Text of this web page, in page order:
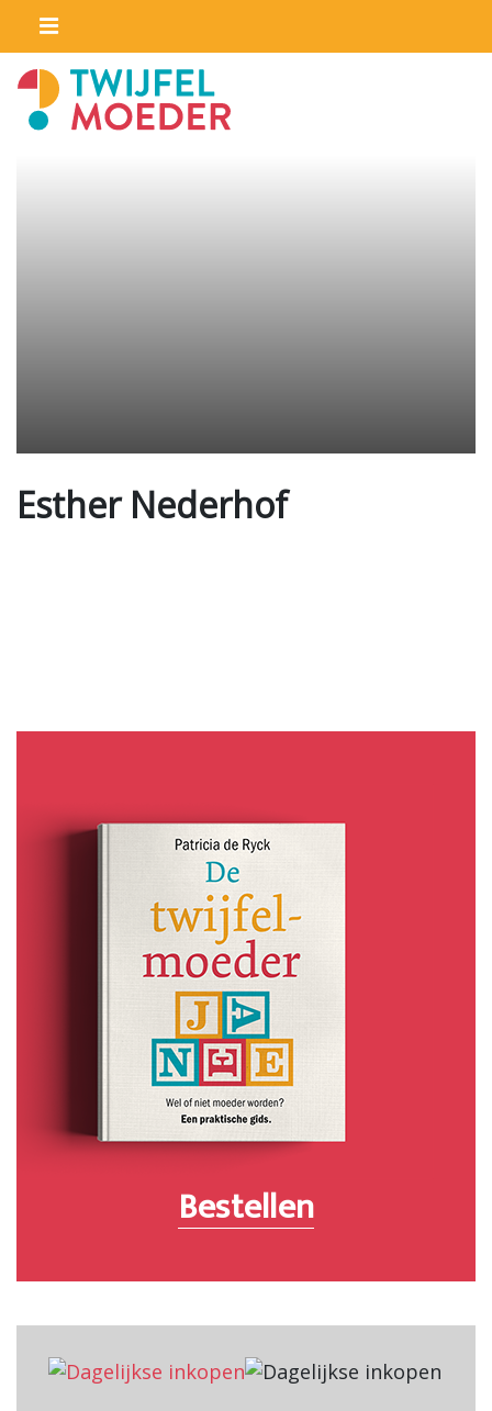
Esther Nederhof
Bestellen